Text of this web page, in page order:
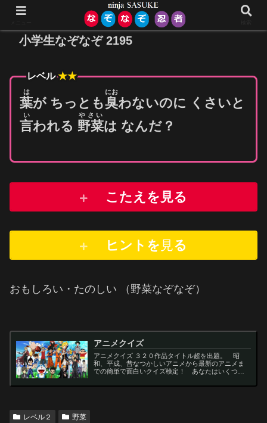
小学生なぞなぞ 2195
レベル★★
葉
は
が ちっとも臭
にお
わないのに くさいと
言
い
われる 野菜
やさい
は なんだ？
こたえを見る
ヒントを 見る
おもしろい・たのしい （野菜なぞなぞ）
アニメクイズ
アニメクイズ ３２０作品タイトル超を出題。 昭
和、平成、昔なつかしいアニメから最新のアニメま
での簡単で面白いクイズ検定！ あなたはいくつわ
ど一問一答から3択・4択問題までの小学生の簡単問
レベル２ 野菜